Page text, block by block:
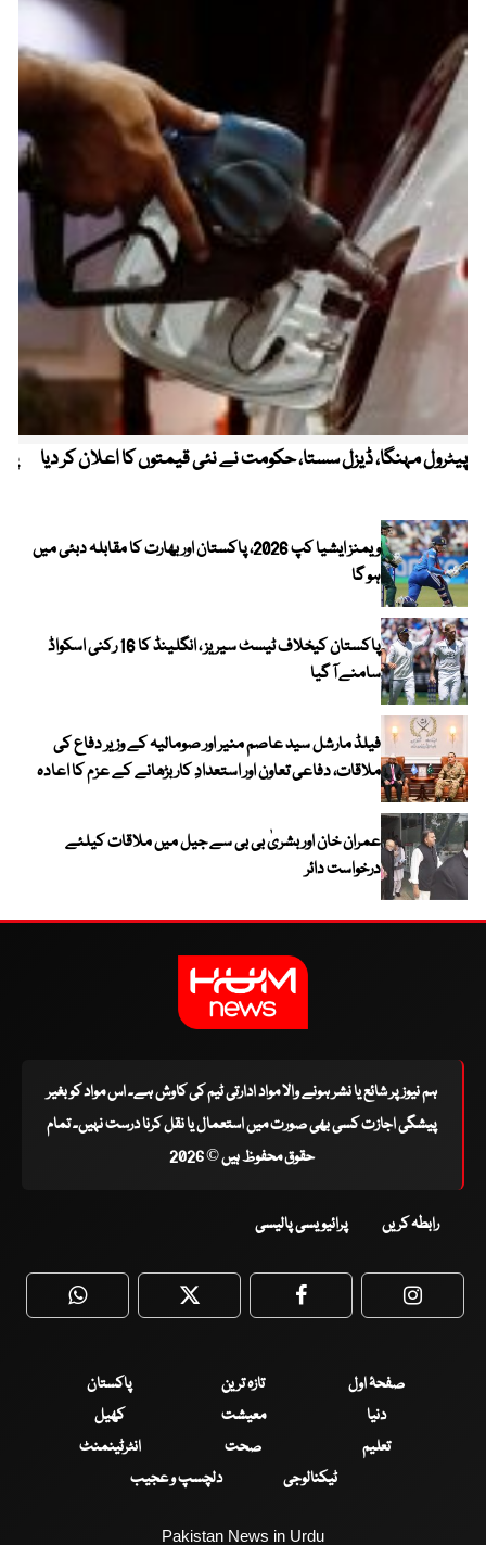
پیٹرول مہنگا، ڈیزل سستا، حکومت نے نئی قیمتوں کا اعلان کر دیا
ویمنز ایشیا کپ 2026، پاکستان اور بھارت کا مقابلہ دبئی میں
ہو گا
پاکستان کیخلاف ٹیسٹ سیریز ، انگلینڈ کا 16 رکنی اسکواڈ
سامنے آ گیا
فیلڈ مارشل سید عاصم منیر اور صومالیہ کے وزیر دفاع کی
ملاقات، دفاعی تعاون اور استعدادِ کار بڑھانے کے عزم کا اعادہ
عمران خان اور بشریٰ بی بی سے جیل میں ملاقات کیلئے
درخواست دائر
ہم نیوز پر شائع یا نشر ہونے والا مواد ادارتی ٹیم کی کاوش ہے۔ اس مواد کو بغیر
پیشگی اجازت کسی بھی صورت میں استعمال یا نقل کرنا درست نہیں۔ تمام
حقوق محفوظ ہیں © 2026
رابطہ کریں پرائیویسی پالیسی
WhatsApp Twitter Facebook
صفحۂ اول تازہ ترین
پاکستان
دنیا
معیشت
کھیل
تعلیم
صحت
انٹرٹینمنٹ
ٹیکنالوجی
دلچسپ و عجیب
Pakistan News in Urdu